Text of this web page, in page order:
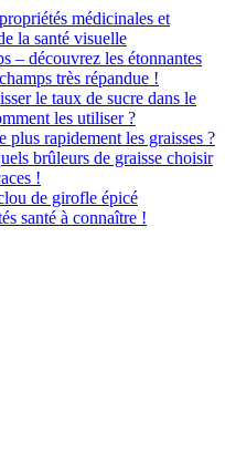
médicinales et
la santé visuelle
– découvrez les étonnantes
très répandue !
le taux de sucre dans le
les utiliser ?
plus rapidement les graisses ?
brûleurs de graisse choisir
!
de girofle épicé
santé à connaître !